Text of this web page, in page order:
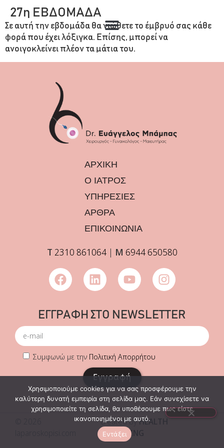
27η ΕΒΔΟΜΑΔΑ
Σε αυτή την εβδομάδα θα νιώθετε το έμβρυό σας κάθε
φορά που έχει λόξιγκα. Επίσης, μπορεί να
ανοιγοκλείνει πλέον τα μάτια του.
ΑΡΧΙΚΗ
Ο ΙΑΤΡΟΣ
ΥΠΗΡΕΣΙΕΣ
ΑΡΘΡΑ
ΕΠΙΚΟΙΝΩΝΙΑ
Τ 2310 861064| Μ 6944 650580
ΕΓΓΡΑΦΗ ΣΤΟ NEWSLETTER
Συμφωνώ με την Πολιτική Απορρήτου
Εγγραφή
created byHEALTH
MARKETING
Χρησιμοποιούμε cookies για να σας προσφέρουμε την
καλύτερη δυνατή εμπειρία στη σελίδα μας. Εάν συνεχίσετε να
χρησιμοποιείτε τη σελίδα, θα υποθέσουμε πως είστε
ικανοποιημένοι με αυτό.
Εντάξει